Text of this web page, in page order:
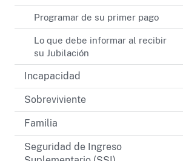
Programar de su primer pago
Lo que debe informar al recibir
su Jubilación
Incapacidad
Sobreviviente
Familia
Seguridad de Ingreso